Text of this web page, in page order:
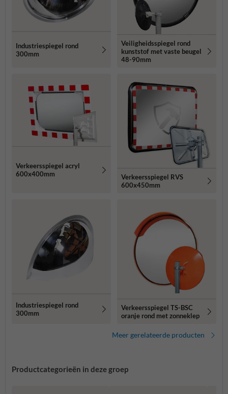
Industriespiegel rond
300mm
Veiligheidsspiegel rond
kunststof met vaste beugel
48-90mm
Verkeersspiegel acryl
600x400mm
Verkeersspiegel RVS
600x450mm
Industriespiegel rond
300mm
Verkeersspiegel TS-BSC
oranje rond met zonneklep
Meer gerelateerde producten
Productcategorieën in deze groep